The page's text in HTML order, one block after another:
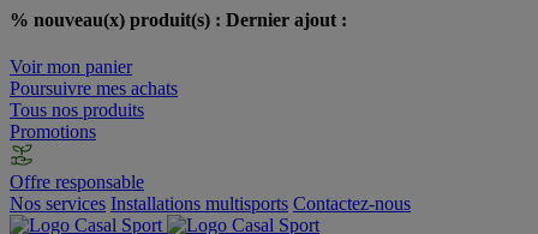
% nouveau(x) produit(s) : Dernier ajout :
Voir mon panier
Poursuivre mes achats
Tous nos produits
Promotions
Offre responsable
Nos services Installations multisports Contactez-nous